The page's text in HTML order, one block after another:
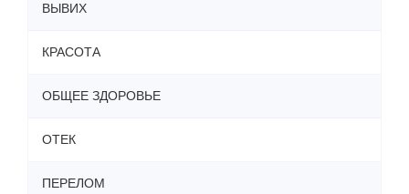
ВЫВИХ
КРАСОТА
ОБЩЕЕ ЗДОРОВЬЕ
ОТЕК
ПЕРЕЛОМ